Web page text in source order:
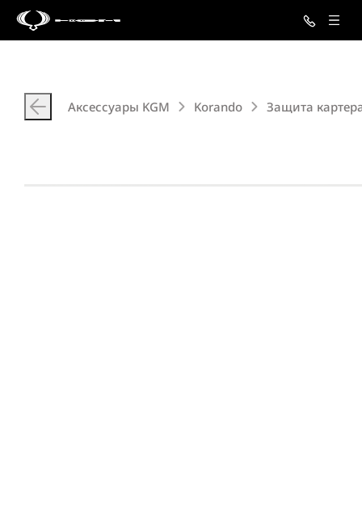
Аксессуары KGM Korando Защита